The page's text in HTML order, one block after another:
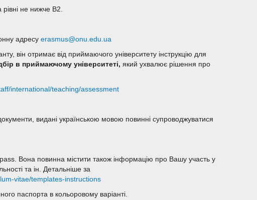
не нижче В2.
адресуerasmus@onu.edu.ua
він отримає від приймаючого університету інструкцію для
в приймаючому університеті, який ухвалює рішення про
international/teaching/assessment
видані українською мовою повинні супроводжуватися
Вона повинна містити також інформацію про Вашу участь у
та ін. Детальніше за
vitae/templates-instructions
паспорта в кольоровому варіанті.